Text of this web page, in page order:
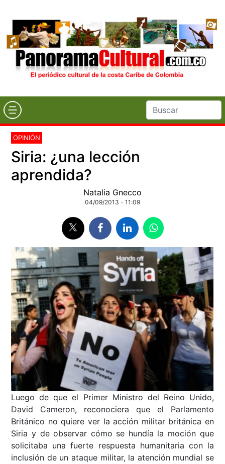
OPINIÓN
Siria: ¿una lección
aprendida?
Natalia Gnecco
04/09/2013 - 11:09
Luego de que el Primer Ministro del Reino Unido,
David Cameron, reconociera que el Parlamento
Británico no quiere ver la acción militar británica en
Siria y de observar cómo se hundía la moción que
solicitaba una fuerte respuesta humanitaria con la
inclusión de un ataque militar, la atención mundial se